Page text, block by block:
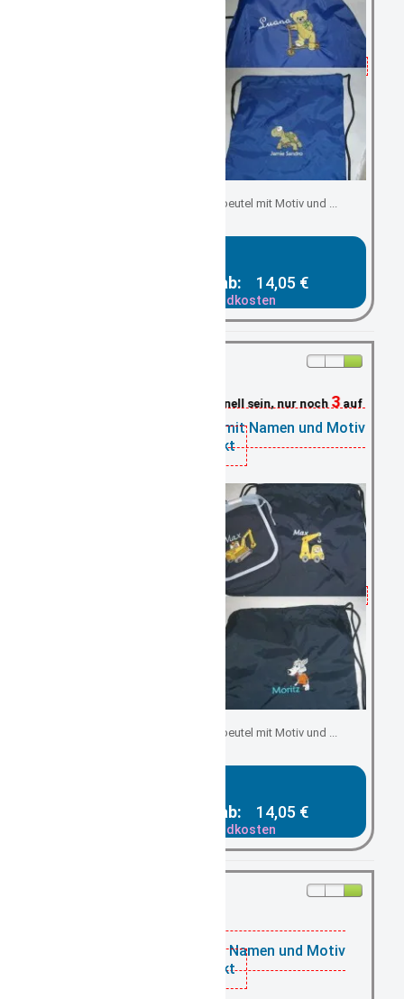
Kindergartenbeutel/ Turnbeutel mit Motiv und ...
Gesamtpreis ab: 14,05 €
zzgl. Versandkosten
Schnell sein, nur noch3auf Lager
Turnbeutel dunkelblau mit Namen und Motiv
bestickt
Kindergartenbeutel/ Turnbeutel mit Motiv und ...
Gesamtpreis ab: 14,05 €
zzgl. Versandkosten
Turnbeutel rosa mit Namen und Motiv
bestickt